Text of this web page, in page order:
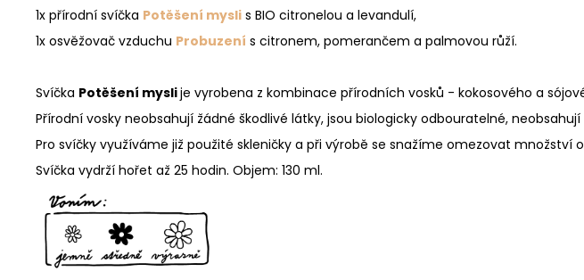
1x přírodní svíčka Potěšení mysli s BIO citronelou a levandulí,
1x osvěžovač vzduchu Probuzení s citronem, pomerančem a palmovou růží.
Svíčka Potěšení myslije vyrobena z kombinace přírodních vosků - kokosového a
Přírodní vosky neobsahují žádné škodlivé látky, jsou biologicky odbouratelné,
Pro svíčky využíváme již použité skleničky a při výrobě se snažíme omezovat
Svíčka vydrží hořet až 25 hodin. Objem: 130 ml.